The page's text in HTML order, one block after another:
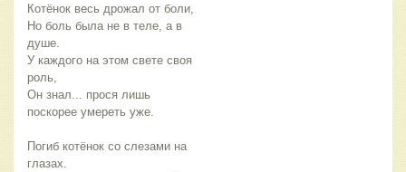
Котёнок весь дрожал от боли,
Но боль была не в теле, а в
душе.
У каждого на этом свете своя
роль,
Он знал... прося лишь
поскорее умереть уже.
Погиб котёнок со слезами на
глазах.